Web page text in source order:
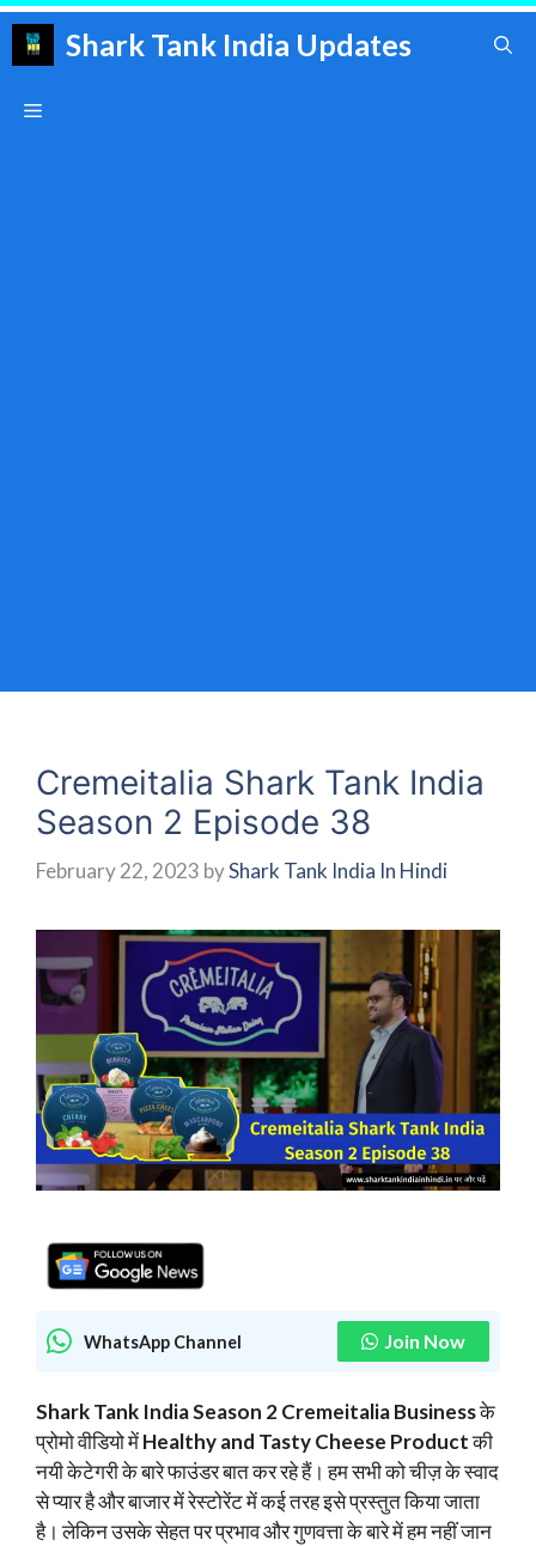
Skip
Shark Tank India Updates
Menu
Cremeitalia Shark Tank India
Season 2 Episode 38
February 22, 2023 byShark Tank India In Hindi
WhatsApp Channel Join Now
Shark Tank India Season 2 Cremeitalia Businessके
प्रोमो वीडियो मेंHealthy and Tasty Cheese Productकी
नयी केटेगरी के बारे फाउंडर बात कर रहे हैं। हम सभी को चीज़ के स्वाद
से प्यार है और बाजार में रेस्टोरेंट में कई तरह इसे प्रस्तुत किया जाता
है। लेकिन उसके सेहत पर प्रभाव और गुणवत्ता के बारे में हम नहीं जान